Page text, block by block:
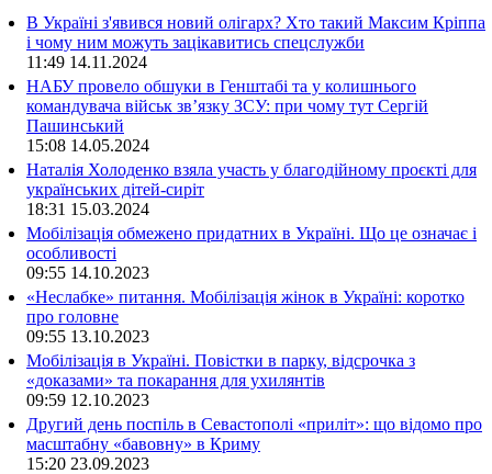
В Україні з'явився новий олігарх? Хто такий Максим Кріппа
і чому ним можуть зацікавитись спецслужби
11:49 14.11.2024
НАБУ провело обшуки в Генштабі та у колишнього
командувача військ зв’язку ЗСУ: при чому тут Сергій
Пашинський
15:08 14.05.2024
Наталія Холоденко взяла участь у благодійному проєкті для
українських дітей-сиріт
18:31 15.03.2024
Мобілізація обмежено придатних в Україні. Що це означає і
особливості
09:55 14.10.2023
«Неслабке» питання. Мобілізація жінок в Україні: коротко
про головне
09:55 13.10.2023
Мобілізація в Україні. Повістки в парку, відсрочка з
«доказами» та покарання для ухилянтів
09:59 12.10.2023
Другий день поспіль в Севастополі «приліт»: що відомо про
масштабну «бавовну» в Криму
15:20 23.09.2023